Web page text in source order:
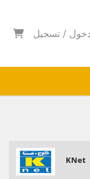
دخول / تسجيل
KNet